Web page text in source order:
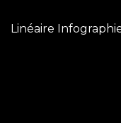
Linéaire